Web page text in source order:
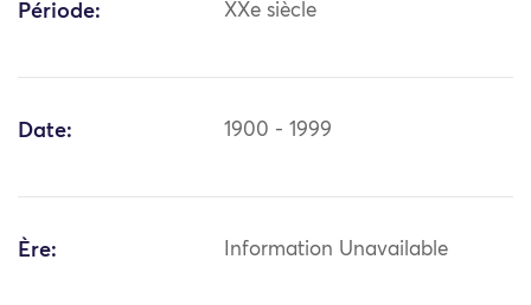
Période: XXe siècle
Date: 1900 - 1999
Ère: Information Unavailable